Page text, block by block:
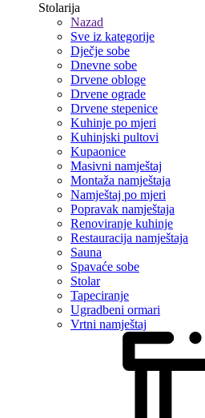
Stolarija
Nazad
Sve iz kategorije
Dječje sobe
Dnevne sobe
Drvene obloge
Drvene ograde
Drvene stepenice
Kuhinje po mjeri
Kuhinjski pultovi
Kupaonice
Masivni namještaj
Montaža namještaja
Namještaj po mjeri
Popravak namještaja
Renoviranje kuhinje
Restauracija namještaja
Sauna
Spavaće sobe
Stolar
Tapeciranje
Ugradbeni ormari
Vrtni namještaj